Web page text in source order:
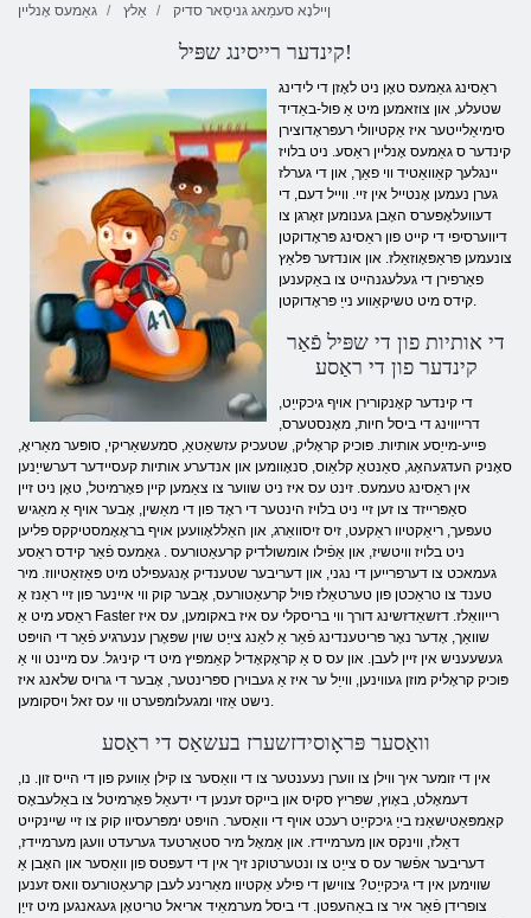
גאַמעס אָנליין אַלץ ןיילנָא סעמַאג גניסַאר סדיק
קינדער רייסינג שפּיל!
ראַסינג גאַמעס טאָן ניט לאָזן די לידינג
שטעלע, און צוזאמען מיט אַ פול-באַדיד
סימיאַלייטער איז אַקטיוולי רעפּראָדוצירן
קינדער ס גאַמעס אָנליין ראַסע. ניט בלויז
יינגלעך קאַוואַטיד ווי פאַך, און די גערלז
גערן נעמען אָנטייל אין זיי. ווייל דעם, די
דעוועלאָפּערס האָבן גענומען זאָרגן צו
דיווערסיפי די קייט פון ראַסינג פּראָדוקטן
צונעמען פּראַפּאָוזאַלז. און אונדזער פּלאַץ
פאַרפירן די געלעגנהייט צו באַקענען
קידס מיט טשיקאַווע נייַ פּראָדוקטן.
די אותיות פון די שפּיל פֿאַר
קינדער פון די ראַסע
די קינדער קאָנקורירן אויף גיכקייַט,
דרייווינג די ביסל חיות, מאָנסטערס,
פייע-מייַסע אותיות. פּוכיק קראָליק, שטעכיק עזשאַטאַ, סמעשאַריקי, סופּער מאַריאָ,
סאָניק העדגעהאָג, סאַנטאַ קלאַוס, סנאָוומען און אנדערע אותיות קעסיידער דערשייַנען
אין ראַסינג טעמעס. זינט עס איז ניט שווער צו צאַמען קיין פאָרמיטל, טאָן ניט זיין
סאַפּרייזד צו זען זיי ניט בלויז הינטער די ראָד פון די מאַשין, אָבער אויף אַ מאַגיש
טעפּעך, ריאַקטיוו ראַקעט, זיס זיסוואַרג, און האַללאָוועען אויף בראָאָמסטיקקס פליען
ניט בלויז וויטשיז, און אַפֿילו אומשולדיק קרעאַטורעס . גאַמעס פֿאַר קידס ראַסע
געמאכט צו דערפרייען די נגני, און דעריבער שטענדיק אָנגעפילט מיט פּאַזאַטיווז. מיר
טענד צו טראַכטן פון טערטאַלז פויל קרעאַטורעס, אָבער קוק ווי איינער פון זיי ראַנז אַ
ראַסע מיט אַ Faster רייוואַלז. דזשאַדזשינג דורך ווי בריסקלי עס איז באקומען, עס איז
שוואַך, אָדער נאָר פּריטענדינג פֿאַר אַ לאַנג צייַט שוין שפּאָרן ענערגיע פֿאַר די הויפּט
געשעעניש אין זיין לעבן. און עס ס אַ קראָקאָדיל קאַמפּיץ מיט די קיניגל. עס מיינט ווי אַ
פּוכיק קראָליק מוזן געווינען, ווייַל ער איז אַ געבוירן ספּרינטער, אָבער די גרויס שלאנג איז
נישט אַזוי ומגעלומפּערט ווי עס זאל ויסקומען.
וואַסער פּראָוסידזשערז בעשאַס די ראַסע
אין די זומער איך ווילן צו ווערן נעענטער צו די וואַסער צו קילן אַוועק פון די הייס זון. נו,
דעמאָלט, באָוץ, שפּריץ סקיס און בייקס זענען די ידעאַל פאָרמיטל צו באַלעבאָס
קאַמפּאַטישאַנז בייַ גיכקייַט רעכט אויף די וואַסער. הויפּט ימפּרעסיוו קוק צו זיי שיינקייט
דאַלז, ווינקס און מערמיידז. און אַמאָל מיר סטאַרטעד גערעדט וועגן מערמיידז,
דעריבער אפֿשר עס ס צייַט צו ונטערטוקנ זיך אין די דעפּטס פון וואַסער און האָבן אַ
שווימען אין די גיכקייַט? צווישן די פילע אַקטיוו מאַרינע לעבן קרעאַטורעס וואס זענען
צופרידן פֿאַר איר צו באַהעפטן. די ביסל מערמאַיד אריאל טריטאָן געגאנגען מיט זייַן